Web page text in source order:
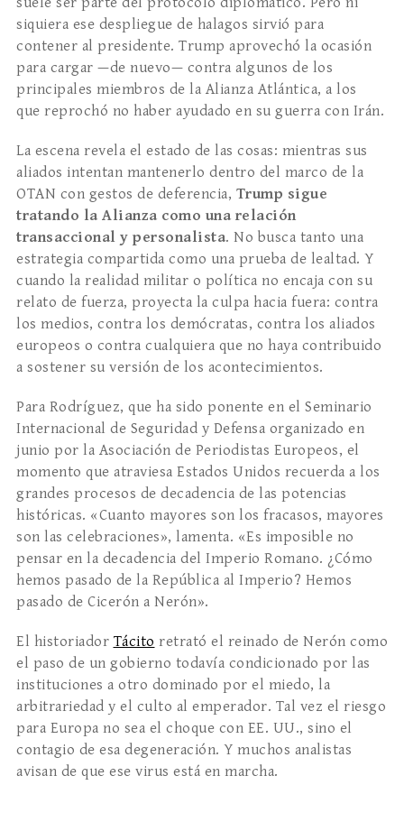
siquiera ese despliegue de halagos sirvió para
contener al presidente. Trump aprovechó la ocasión
para cargar —de nuevo— contra algunos de los
principales miembros de la Alianza Atlántica, a los
que reprochó no haber ayudado en su guerra con Irán.
La escena revela el estado de las cosas: mientras sus
aliados intentan mantenerlo dentro del marco de la
OTAN con gestos de deferencia, Trump sigue
tratando la Alianza como una relación
transaccional y personalista. No busca tanto una
estrategia compartida como una prueba de lealtad. Y
cuando la realidad militar o política no encaja con su
relato de fuerza, proyecta la culpa hacia fuera: contra
los medios, contra los demócratas, contra los aliados
europeos o contra cualquiera que no haya contribuido
a sostener su versión de los acontecimientos.
Para Rodríguez, que ha sido ponente en el Seminario
Internacional de Seguridad y Defensa organizado en
junio por la Asociación de Periodistas Europeos, el
momento que atraviesa Estados Unidos recuerda a los
grandes procesos de decadencia de las potencias
históricas. «Cuanto mayores son los fracasos, mayores
son las celebraciones», lamenta. «Es imposible no
pensar en la decadencia del Imperio Romano. ¿Cómo
hemos pasado de la República al Imperio? Hemos
pasado de Cicerón a Nerón».
El historiador Tácito retrató el reinado de Nerón como
el paso de un gobierno todavía condicionado por las
instituciones a otro dominado por el miedo, la
arbitrariedad y el culto al emperador. Tal vez el riesgo
para Europa no sea el choque con EE. UU., sino el
contagio de esa degeneración. Y muchos analistas
avisan de que ese virus está en marcha.